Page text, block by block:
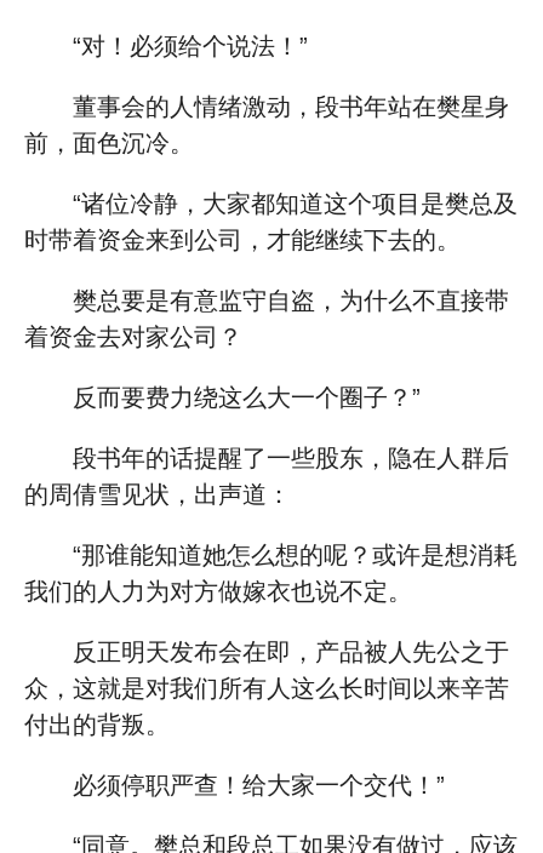
“对！必须给个说法！”
董事会的人情绪激动，段书年站在樊星身
前，面色沉冷。
“诸位冷静，大家都知道这个项目是樊总及
时带着资金来到公司，才能继续下去的。
樊总要是有意监守自盗，为什么不直接带
着资金去对家公司？
反而要费力绕这么大一个圈子？”
段书年的话提醒了一些股东，隐在人群后
的周倩雪见状，出声道：
“那谁能知道她怎么想的呢？或许是想消耗
我们的人力为对方做嫁衣也说不定。
反正明天发布会在即，产品被人先公之于
众，这就是对我们所有人这么长时间以来辛苦
付出的背叛。
必须停职严查！给大家一个交代！”
“同意。樊总和段总工如果没有做过，应该